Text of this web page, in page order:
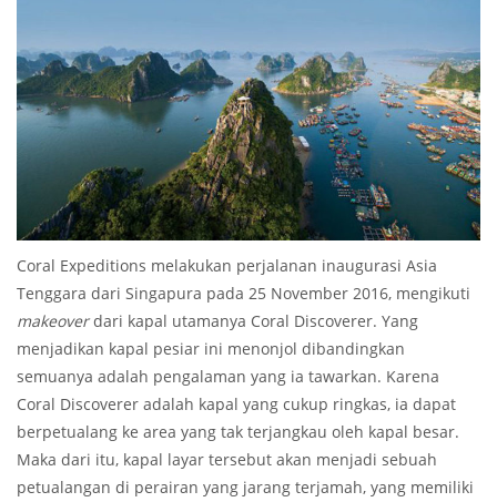
Coral Expeditions melakukan perjalanan inaugurasi Asia
Tenggara dari Singapura pada 25 November 2016, mengikuti
makeoverdari kapal utamanya Coral Discoverer. Yang
menjadikan kapal pesiar ini menonjol dibandingkan
semuanya adalah pengalaman yang ia tawarkan. Karena
Coral Discoverer adalah kapal yang cukup ringkas, ia dapat
berpetualang ke area yang tak terjangkau oleh kapal besar.
Maka dari itu, kapal layar tersebut akan menjadi sebuah
petualangan di perairan yang jarang terjamah, yang memiliki